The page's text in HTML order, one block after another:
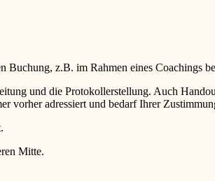
z.B. im Rahmen eines Coachings
und die Protokollerstellung. Auch
vorher adressiert und bedarf Ihrer
Mitte.